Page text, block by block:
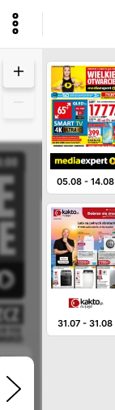
05.08 - 14.08
31.07-31.08